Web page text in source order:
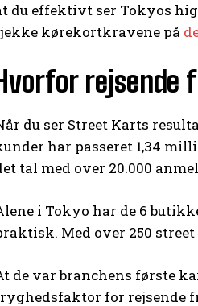
du effektivt ser Tokyos
kørekortkravene på
Hvorfor
du ser Street Karts
har passeret 1,34
tal med over 20.000
i Tokyo har de 6
Med over 250
de var branchens første
for rejsende